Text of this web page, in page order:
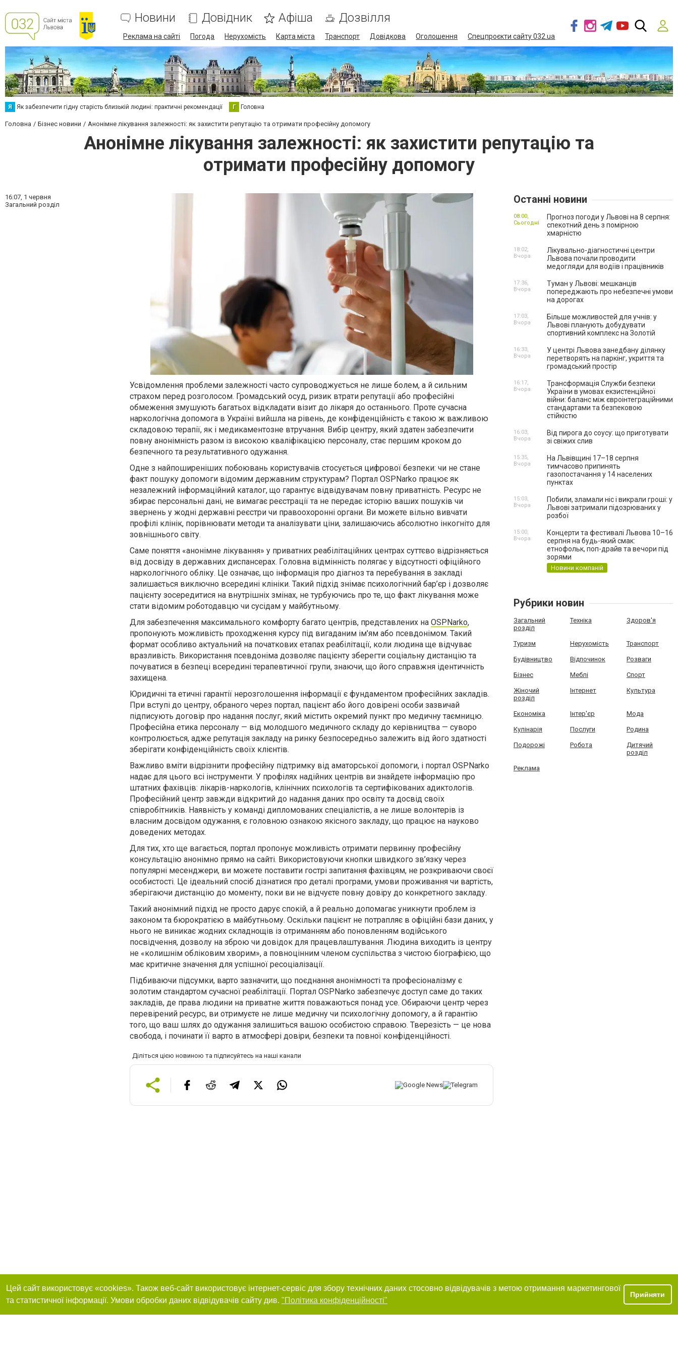
Новини Довідник Афіша Дозвілля
Реклама на сайті Погода Нерухомість Карта міста Транспорт Довідкова Оголошення Спецпроєкти сайту 032.ua
Я Як забезпечити гідну старість близькій людині: практичні рекомендації Г Головна
Головна Бізнес новини Анонімне лікування залежності: як захистити репутацію та отримати професійну допомогу
Анонімне лікування залежності: як захистити репутацію та
отримати професійну допомогу
16:07, 1 червня
Загальний розділ
Усвідомлення проблеми залежності часто супроводжується не лише болем, а й сильним
страхом перед розголосом. Громадський осуд, ризик втрати репутації або професійні
обмеження змушують багатьох відкладати візит до лікаря до останнього. Проте сучасна
наркологічна допомога в Україні вийшла на рівень, де конфіденційність є такою ж важливою
складовою терапії, як і медикаментозне втручання. Вибір центру, який здатен забезпечити
повну анонімність разом із високою кваліфікацією персоналу, стає першим кроком до
безпечного та результативного одужання.
Одне з найпоширеніших побоювань користувачів стосується цифрової безпеки: чи не стане
факт пошуку допомоги відомим державним структурам? Портал OSPNarko працює як
незалежний інформаційний каталог, що гарантує відвідувачам повну приватність. Ресурс не
збирає персональні дані, не вимагає реєстрації та не передає історію ваших пошуків чи
звернень у жодні державні реєстри чи правоохоронні органи. Ви можете вільно вивчати
профілі клінік, порівнювати методи та аналізувати ціни, залишаючись абсолютно інкогніто для
зовнішнього світу.
Саме поняття «анонімне лікування» у приватних реабілітаційних центрах суттєво відрізняється
від досвіду в державних диспансерах. Головна відмінність полягає у відсутності офіційного
наркологічного обліку. Це означає, що інформація про діагноз та перебування в закладі
залишається виключно всередині клініки. Такий підхід знімає психологічний бар’єр і дозволяє
пацієнту зосередитися на внутрішніх змінах, не турбуючись про те, що факт лікування може
стати відомим роботодавцю чи сусідам у майбутньому.
Для забезпечення максимального комфорту багато центрів, представлених на OSPNarko,
пропонують можливість проходження курсу під вигаданим ім'ям або псевдонімом. Такий
формат особливо актуальний на початкових етапах реабілітації, коли людина ще відчуває
вразливість. Використання псевдоніма дозволяє пацієнту зберегти соціальну дистанцію та
почуватися в безпеці всередині терапевтичної групи, знаючи, що його справжня ідентичність
захищена.
Юридичні та етичні гарантії нерозголошення інформації є фундаментом професійних закладів.
При вступі до центру, обраного через портал, пацієнт або його довірені особи зазвичай
підписують договір про надання послуг, який містить окремий пункт про медичну таємницю.
Професійна етика персоналу — від молодшого медичного складу до керівництва — суворо
контролюється, адже репутація закладу на ринку безпосередньо залежить від його здатності
зберігати конфіденційність своїх клієнтів.
Важливо вміти відрізнити професійну підтримку від аматорської допомоги, і портал OSPNarko
надає для цього всі інструменти. У профілях надійних центрів ви знайдете інформацію про
штатних фахівців: лікарів-наркологів, клінічних психологів та сертифікованих адиктологів.
Професійний центр завжди відкритий до надання даних про освіту та досвід своїх
співробітників. Наявність у команді дипломованих спеціалістів, а не лише волонтерів із
власним досвідом одужання, є головною ознакою якісного закладу, що працює на науково
доведених методах.
Для тих, хто ще вагається, портал пропонує можливість отримати первинну професійну
консультацію анонімно прямо на сайті. Використовуючи кнопки швидкого зв’язку через
популярні месенджери, ви можете поставити гострі запитання фахівцям, не розкриваючи своєї
особистості. Це ідеальний спосіб дізнатися про деталі програми, умови проживання чи вартість,
зберігаючи дистанцію до моменту, поки ви не відчуєте повну довіру до конкретного закладу.
Такий анонімний підхід не просто дарує спокій, а й реально допомагає уникнути проблем із
законом та бюрократією в майбутньому. Оскільки пацієнт не потрапляє в офіційні бази даних, у
нього не виникає жодних складнощів із отриманням або поновленням водійського
посвідчення, дозволу на зброю чи довідок для працевлаштування. Людина виходить із центру
не «колишнім обліковим хворим», а повноцінним членом суспільства з чистою біографією, що
має критичне значення для успішної ресоціалізації.
Підбиваючи підсумки, варто зазначити, що поєднання анонімності та професіоналізму є
золотим стандартом сучасної реабілітації. Портал OSPNarko забезпечує доступ саме до таких
закладів, де права людини на приватне життя поважаються понад усе. Обираючи центр через
перевірений ресурс, ви отримуєте не лише медичну чи психологічну допомогу, а й гарантію
того, що ваш шлях до одужання залишиться вашою особистою справою. Тверезість — це нова
свобода, і починати її варто в атмосфері довіри, безпеки та повної конфіденційності.
Діліться цією новиною та підписуйтесь на наші канали
Останні новини
Прогноз погоди у Львові на 8 серпня:
спекотний день з помірною
хмарністю
08:00,
Сьогодні
Лікувально-діагностичні центри
Львова почали проводити
медогляди для водіїв і працівників
18:02,
Вчора
Туман у Львові: мешканців
попереджають про небезпечні умови
на дорогах
17:36,
Вчора
Більше можливостей для учнів: у
Львові планують добудувати
спортивний комплекс на Золотій
17:03,
Вчора
У центрі Львова занедбану ділянку
перетворять на паркінг, укриття та
громадський простір
16:33,
Вчора
Трансформація Служби безпеки
України в умовах екзистенційної
війни: баланс між євроінтеграційними
стандартами та безпековою
стійкістю
16:17,
Вчора
Від пирога до соусу: що приготувати
зі свіжих слив
16:03,
Вчора
На Львівщині 17–18 серпня
тимчасово припинять
газопостачання у 14 населених
пунктах
15:35,
Вчора
Побили, зламали ніс і викрали гроші: у
Львові затримали підозрюваних у
розбої
15:03,
Вчора
Концерти та фестивалі Львова 10–16
серпня на будь-який смак:
етнофольк, поп-драйв та вечори під
зорями
Новини компаній
15:00,
Вчора
Рубрики новин
Загальний
розділ
Техніка Здоров'я
Туризм Нерухомість Транспорт
Будівництво Відпочинок Розваги
Бізнес Меблі Спорт
Жіночий
розділ
Інтернет Культура
Економіка Інтер'єр Мода
Кулінарія Послуги Родина
Подорожі Робота
Дитячий
розділ
Реклама
Цей сайт використовує «cookies». Також веб-сайт використовує інтернет-сервіс для збору технічних даних стосовно відвідувачів з метою отримання маркетингової
та статистичної інформації. Умови обробки даних відвідувачів сайту див. "Політика конфіденційності"
Прийняти